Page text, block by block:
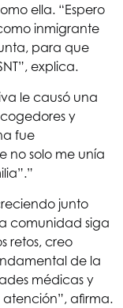
ella. “Espero
inmigrante
para que
”, explica.
le causó una
y
fue
no solo me unía
junto
comunidad siga
retos, creo
de la
médicas y
afirma.